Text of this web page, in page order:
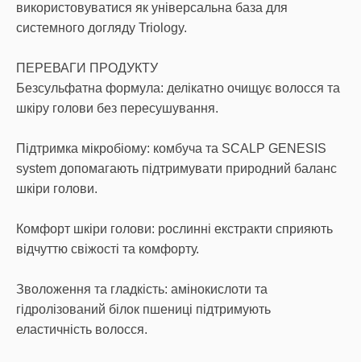
використовуватися як універсальна база для
системного догляду Triology.
ПЕРЕВАГИ ПРОДУКТУ
Безсульфатна формула: делікатно очищує волосся та
шкіру голови без пересушування.
Підтримка мікробіому: комбуча та SCALP GENESIS
system допомагають підтримувати природний баланс
шкіри голови.
Комфорт шкіри голови: рослинні екстракти сприяють
відчуттю свіжості та комфорту.
Зволоження та гладкість: амінокислоти та
гідролізований білок пшениці підтримують
еластичність волосся.